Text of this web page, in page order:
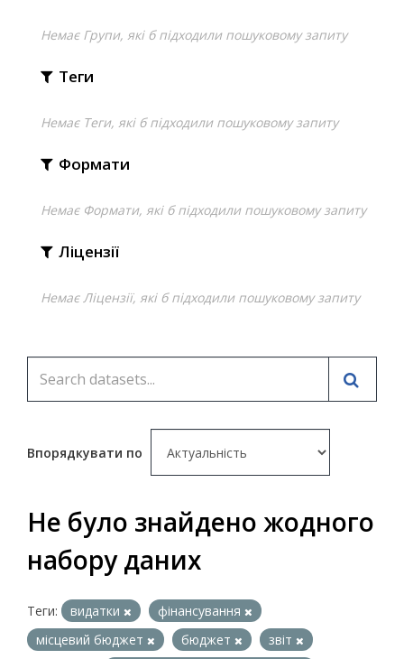
Немає Групи, які б підходили пошуковому запиту
Теги
Немає Теги, які б підходили пошуковому запиту
Формати
Немає Формати, які б підходили пошуковому запиту
Ліцензії
Немає Ліцензії, які б підходили пошуковому запиту
Впорядкувати по
Не було знайдено жодного
набору даних
Теги: видатки
фінансування
місцевий бюджет
бюджет
звіт